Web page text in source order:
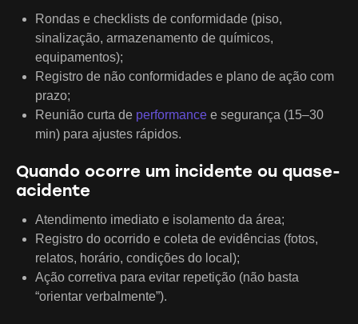
Rondas e checklists de conformidade (piso,
sinalização, armazenamento de químicos,
equipamentos);
Registro de não conformidades e plano de ação com
prazo;
Reunião curta de performance e segurança (15–30
min) para ajustes rápidos.
Quando ocorre um incidente ou quase-
acidente
Atendimento imediato e isolamento da área;
Registro do ocorrido e coleta de evidências (fotos,
relatos, horário, condições do local);
Ação corretiva para evitar repetição (não basta
“orientar verbalmente”).